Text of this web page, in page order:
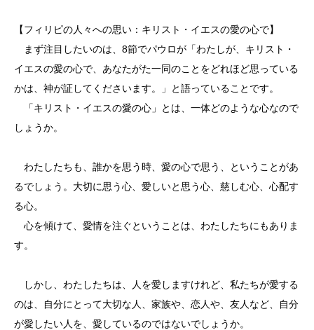
【フィリピの人々への思い：キリスト・イエスの愛の心で】
まず注目したいのは、8節でパウロが「わたしが、キリスト・
イエスの愛の心で、あなたがた一同のことをどれほど思っている
かは、神が証してくださいます。」と語っていることです。
「キリスト・イエスの愛の心」とは、一体どのような心なので
しょうか。
わたしたちも、誰かを思う時、愛の心で思う、ということがあ
るでしょう。大切に思う心、愛しいと思う心、慈しむ心、心配す
る心。
心を傾けて、愛情を注ぐということは、わたしたちにもありま
す。
しかし、わたしたちは、人を愛しますけれど、私たちが愛する
のは、自分にとって大切な人、家族や、恋人や、友人など、自分
が愛したい人を、愛しているのではないでしょうか。